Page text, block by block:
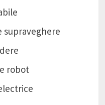
supraveghere
robot